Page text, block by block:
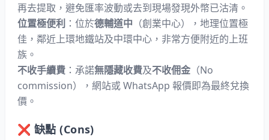
再去提取，避免匯率波動或去到現場發現外幣已沽清。
位置極便利 ：位於德輔道中 （創業中心），地理位置極
佳，鄰近上環地鐵站及中環中心，非常方便附近的上班
族。
不收手續費 ：承諾無隱藏收費及不收佣金 （No
commission），網站或 WhatsApp 報價即為最終兌換
價。
❌ 缺點 (Cons)